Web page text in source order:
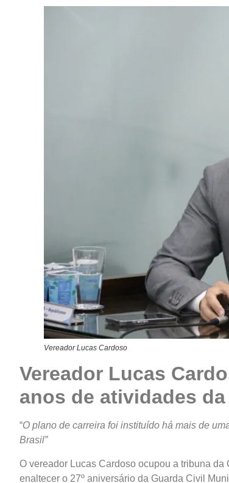
Vereador Lucas Cardoso
Vereador Lucas
anos de atividades
“O plano de carreira foi instituído há mais de
Brasil”
O vereador Lucas Cardoso ocupou a tribuna
enaltecer o 27º aniversário da Guarda Civil